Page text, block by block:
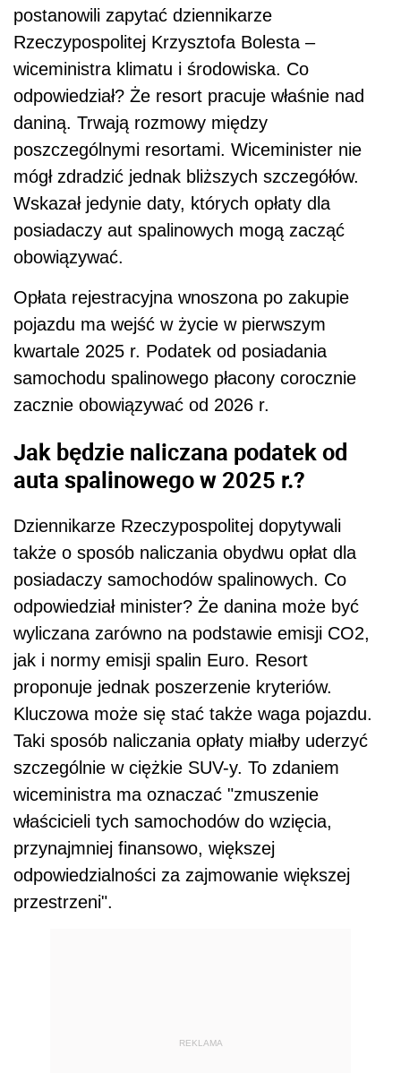
postanowili zapytać dziennikarze
Rzeczypospolitej Krzysztofa Bolesta –
wiceministra klimatu i środowiska. Co
odpowiedział? Że resort pracuje właśnie nad
daniną. Trwają rozmowy między
poszczególnymi resortami. Wiceminister nie
mógł zdradzić jednak bliższych szczegółów.
Wskazał jedynie daty, których opłaty dla
posiadaczy aut spalinowych mogą zacząć
obowiązywać.
Opłata rejestracyjna wnoszona po zakupie
pojazdu ma wejść w życie w pierwszym
kwartale 2025 r. Podatek od posiadania
samochodu spalinowego płacony corocznie
zacznie obowiązywać od 2026 r.
Jak będzie naliczana podatek od
auta spalinowego w 2025 r.?
Dziennikarze Rzeczypospolitej dopytywali
także o sposób naliczania obydwu opłat dla
posiadaczy samochodów spalinowych. Co
odpowiedział minister? Że danina może być
wyliczana zarówno na podstawie emisji CO2,
jak i normy emisji spalin Euro. Resort
proponuje jednak poszerzenie kryteriów.
Kluczowa może się stać także waga pojazdu.
Taki sposób naliczania opłaty miałby uderzyć
szczególnie w ciężkie SUV-y. To zdaniem
wiceministra ma oznaczać "zmuszenie
właścicieli tych samochodów do wzięcia,
przynajmniej finansowo, większej
odpowiedzialności za zajmowanie większej
przestrzeni".
REKLAMA